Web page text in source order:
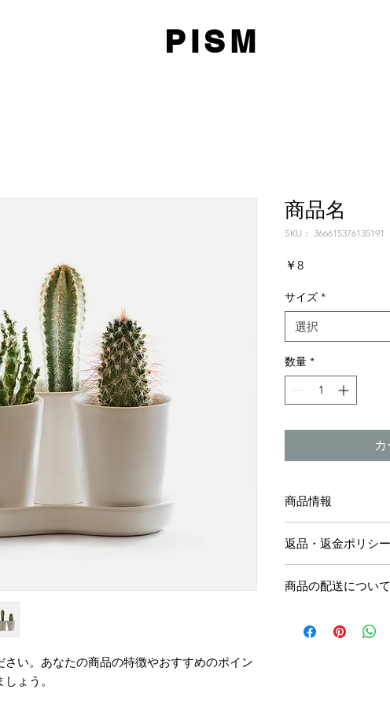
PISM
い。あなたの商品の特徴やおすすめのポイン
ょう。
商品名
SKU： 366615376135191
￥8価
サイズ *
選択
数量 *
商品情報
明に加え、商品の特
しましょう。
返品・返金ポリシー
だけなかった場合の
頼を獲得し、安心し
商品の配送について
する情報を入力し